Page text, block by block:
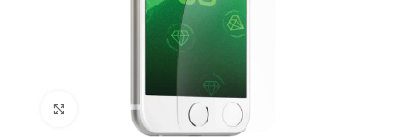
Click to enlarge